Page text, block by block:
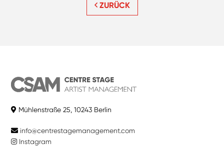
ZURÜCK
Mühlenstraße 25, 10243 Berlin
info@centrestagemanagement.com
Instagram